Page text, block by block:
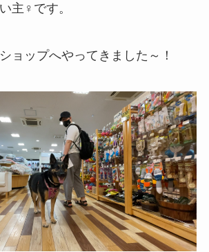
主♀です。
ョップへやってきました～！